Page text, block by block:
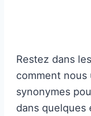
Restez dans
comment
synonymes
dans quelques